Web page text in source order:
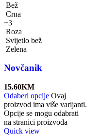
Bež
Crna
+3
Roza
Svijetlo bež
Zelena
Novčanik
15.60KM
Odaberi opcije Ovaj
proizvod ima više varijanti.
Opcije se mogu odabrati
na stranici proizvoda
Quick view